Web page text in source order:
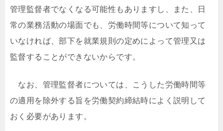
管理監督者でなくなる可能性もありますし、また、日
常の業務活動の場面でも、労働時間等について知って
いなければ、部下を就業規則の定めによって管理又は
監督することができないからです。
なお、管理監督者については、こうした労働時間等
の適用を除外する旨を労働契約締結時によく説明して
おく必要があります。